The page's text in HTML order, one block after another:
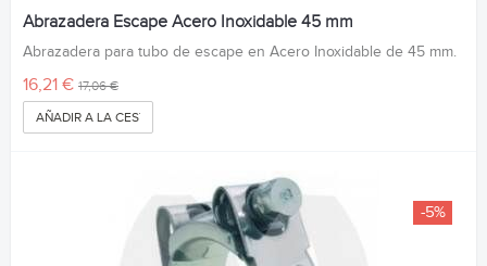
Abrazadera Escape Acero Inoxidable 45 mm
Abrazadera para tubo de escape en Acero Inoxidable de 45 mm.
16,21 € 17,06 €
AÑADIR A LA CESTA
-5%